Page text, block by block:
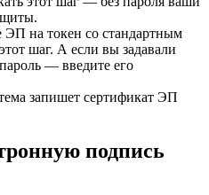
ЭП на токен со стандартным
шаг. А если вы задавали
— введите его
запишет сертификат ЭП
подпись